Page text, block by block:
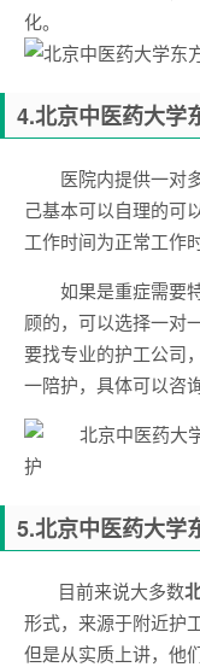
化。
4.北京中医药大学
医院内提供一对
己基本可以自理的可
工作时间为正常工作时
如果是重症需要
顾的，可以选择一对
要找专业的护工公司
一陪护，具体可以咨
5.北京中医药大学
目前来说大多数
形式，来源于附近护
但是从实质上讲，他